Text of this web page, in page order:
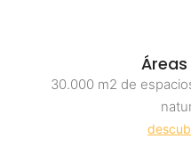
30.000 m2 de